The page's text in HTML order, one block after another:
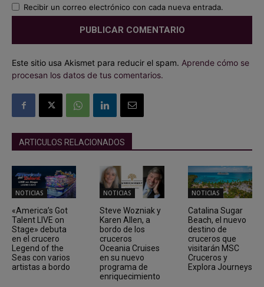
Recibir un correo electrónico con cada nueva entrada.
Este sitio usa Akismet para reducir el spam. Aprende cómo se
procesan los datos de tus comentarios.
ARTICULOS RELACIONADOS
NOTICIAS
«America’s Got
Talent LIVE on
Stage» debuta
en el crucero
Legend of the
Seas con varios
artistas a bordo
NOTICIAS
Steve Wozniak y
Karen Allen, a
bordo de los
cruceros
Oceania Cruises
en su nuevo
programa de
enriquecimiento
NOTICIAS
Catalina Sugar
Beach, el nuevo
destino de
cruceros que
visitarán MSC
Cruceros y
Explora Journeys